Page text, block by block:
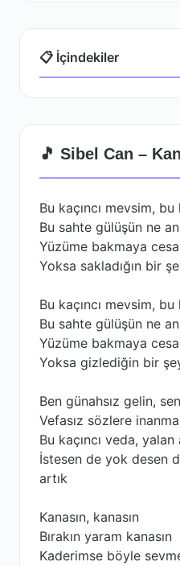
📋 İçindekiler
🎵 Sibel Can –
Bu kaçıncı mevsim, bu
Bu sahte gülüşün ne
Yüzüme bakmaya
Yoksa sakladığın bir
Bu kaçıncı mevsim, bu
Bu sahte gülüşün ne
Yüzüme bakmaya
Yoksa gizlediğin bir
Ben günahsız gelin,
Vefasız sözlere
Bu kaçıncı veda, yalan
İstesen de yok desen
artık
Kanasın, kanasın
Bırakın yaram kanasın
Kaderimse böyle